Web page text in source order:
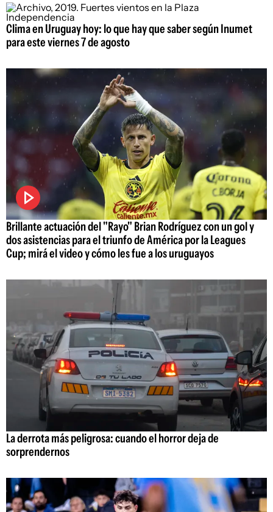
Clima en Uruguay hoy: lo que hay que saber según Inumet
para este viernes 7 de agosto
Brillante actuación del "Rayo" Brian Rodríguez con un gol y
dos asistencias para el triunfo de América por la Leagues
Cup; mirá el video y cómo les fue a los uruguayos
La derrota más peligrosa: cuando el horror deja de
sorprendernos